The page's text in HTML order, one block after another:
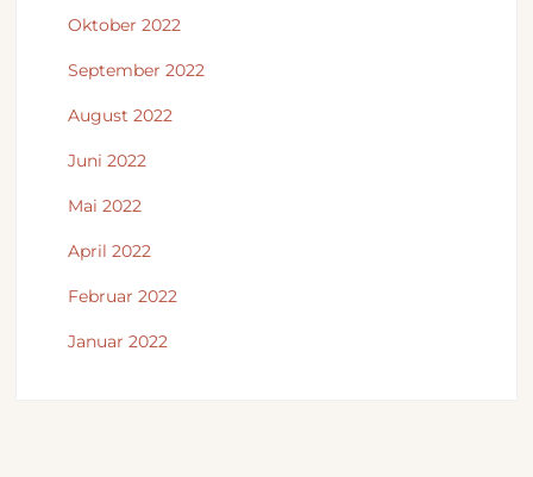
Oktober 2022
September 2022
August 2022
Juni 2022
Mai 2022
April 2022
Februar 2022
Januar 2022